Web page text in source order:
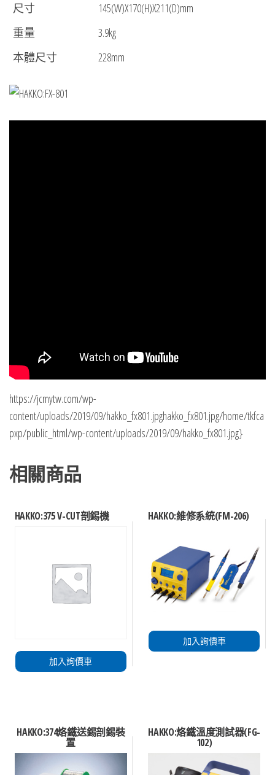
尺寸
145(W)X170(H)X211(D)mm
重量
3.9kg
本體尺寸
228mm
https://jcmytw.com/wp-
content/uploads/2019/09/hakko_fx801.jpghakko_fx801.jpg/home/tkfca
pxp/public_html/wp-content/uploads/2019/09/hakko_fx801.jpg}
相關商品
HAKKO:375 V-CUT剖錫機
加入詢價車
HAKKO:維修系統(FM-206)
加入詢價車
HAKKO:374烙鐵送錫剖錫裝
置
HAKKO:烙鐵溫度測試器(FG-
102)